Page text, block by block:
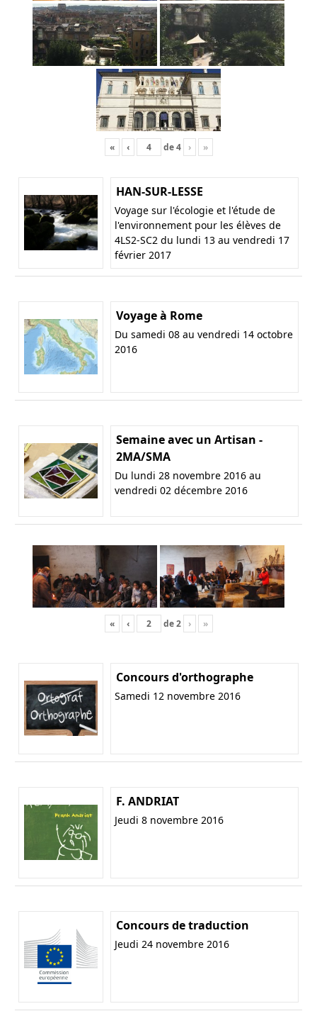
« ‹ de4 › »
HAN-SUR-LESSE
Voyage sur l'écologie et l'étude de
l'environnement pour les élèves de
4LS2-SC2 du lundi 13 au vendredi 17
février 2017
Voyage à Rome
Du samedi 08 au vendredi 14 octobre
2016
Semaine avec un Artisan -
2MA/SMA
Du lundi 28 novembre 2016 au
vendredi 02 décembre 2016
« ‹ de2 › »
Concours d'orthographe
Samedi 12 novembre 2016
F. ANDRIAT
Jeudi 8 novembre 2016
Concours de traduction
Jeudi 24 novembre 2016